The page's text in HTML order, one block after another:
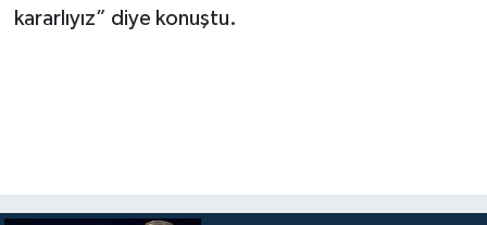
kararlıyız” diye konuştu.